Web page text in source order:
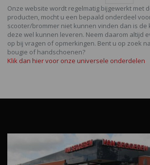
Onze website wordt regelmatig bijgewerkt met
producten, mocht u een bepaald onderdeel
scooter/brommer niet kunnen vinden dan is de
deze wel kunnen leveren. Neem daarom altijd
op bij vragen of opmerkingen. Bent u op zoek
bougie of handschoenen?
Klik dan hier voor onze universele onderdelen